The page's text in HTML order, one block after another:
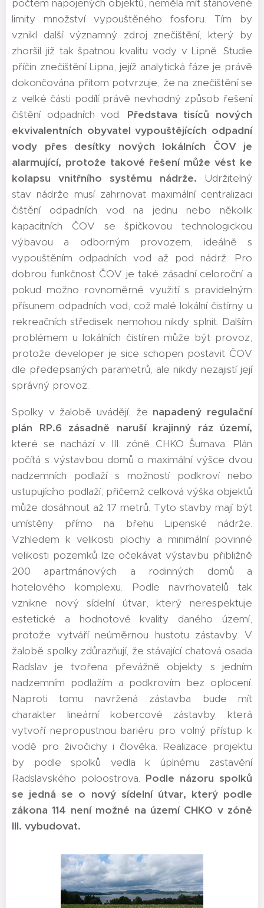
počtem napojených objektů, neměla mít stanovené
limity množství vypouštěného fosforu. Tím by
vznikl další významný zdroj znečištění, který by
zhoršil již tak špatnou kvalitu vody v Lipně. Studie
příčin znečištění Lipna, jejíž analytická fáze je právě
dokončována přitom potvrzuje, že na znečištění se
z velké části podílí právě nevhodný způsob řešení
čištění odpadních vod. Představa tisíců nových
ekvivalentních obyvatel vypouštějících odpadní
vody přes desítky nových lokálních ČOV je
alarmující, protože takové řešení může vést ke
kolapsu vnitřního systému nádrže. Udržitelný
stav nádrže musí zahrnovat maximální centralizaci
čištění odpadních vod na jednu nebo několik
kapacitních ČOV se špičkovou technologickou
výbavou a odborným provozem, ideálně s
vypouštěním odpadních vod až pod nádrž. Pro
dobrou funkčnost ČOV je také zásadní celoroční a
pokud možno rovnoměrné využití s pravidelným
přísunem odpadních vod, což malé lokální čistírny u
rekreačních středisek nemohou nikdy splnit. Dalším
problémem u lokálních čistíren může být provoz,
protože developer je sice schopen postavit ČOV
dle předepsaných parametrů, ale nikdy nezajistí její
správný provoz.
Spolky v žalobě uvádějí, že napadený regulační
plán RP.6 zásadně naruší krajinný ráz území,
které se nachází v III. zóně CHKO Šumava. Plán
počítá s výstavbou domů o maximální výšce dvou
nadzemních podlaží s možností podkroví nebo
ustupujícího podlaží, přičemž celková výška objektů
může dosáhnout až 17 metrů. Tyto stavby mají být
umístěny přímo na břehu Lipenské nádrže.
Vzhledem k velikosti plochy a minimální povinné
velikosti pozemků lze očekávat výstavbu přibližně
200 apartmánových a rodinných domů a
hotelového komplexu. Podle navrhovatelů tak
vznikne nový sídelní útvar, který nerespektuje
estetické a hodnotové kvality daného území,
protože vytváří neúměrnou hustotu zástavby. V
žalobě spolky zdůrazňují, že stávající chatová osada
Radslav je tvořena převážně objekty s jedním
nadzemním podlažím a podkrovím bez oplocení.
Naproti tomu navržená zástavba bude mít
charakter lineární kobercové zástavby, která
vytvoří nepropustnou bariéru pro volný přístup k
vodě pro živočichy i člověka. Realizace projektu
by podle spolků vedla k úplnému zastavění
Radslavského poloostrova. Podle názoru spolků
se jedná se o nový sídelní útvar, který podle
zákona 114 není možné na území CHKO v zóně
III. vybudovat.